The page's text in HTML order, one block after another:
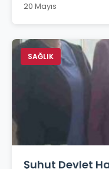
20 Mayıs
SAĞLIK
Şuhut Devlet